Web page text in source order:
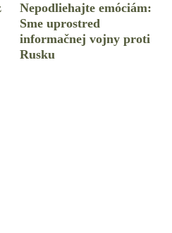
Nepodliehajte emóciám:
Sme uprostred
informačnej vojny proti
Rusku